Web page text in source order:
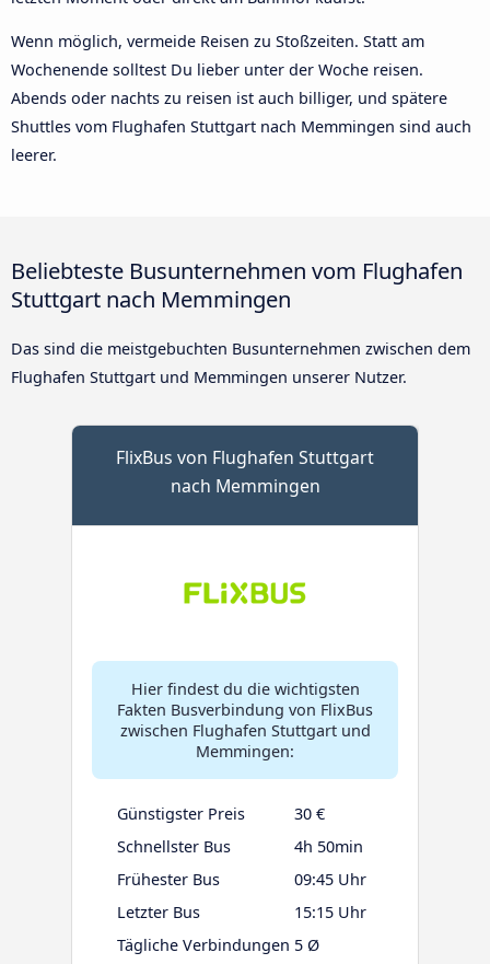
Wenn möglich, vermeide Reisen zu Stoßzeiten. Statt am
Wochenende solltest Du lieber unter der Woche reisen.
Abends oder nachts zu reisen ist auch billiger, und spätere
Shuttles vom Flughafen Stuttgart nach Memmingen sind auch
leerer.
Beliebteste Busunternehmen vom Flughafen
Stuttgart nach Memmingen
Das sind die meistgebuchten Busunternehmen zwischen dem
Flughafen Stuttgart und Memmingen unserer Nutzer.
FlixBus von Flughafen Stuttgart
nach Memmingen
Hier findest du die wichtigsten
Fakten Busverbindung von FlixBus
zwischen Flughafen Stuttgart und
Memmingen:
Günstigster Preis
30 €
Schnellster Bus
4h 50min
Frühester Bus
09:45 Uhr
Letzter Bus
15:15 Uhr
Tägliche Verbindungen 5 Ø